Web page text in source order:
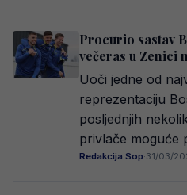
Procurio sastav
večeras u Zenici
Uoči jedne od
reprezentaciju
posljednjih
privlače moguće
Redakcija Sop·31/03/